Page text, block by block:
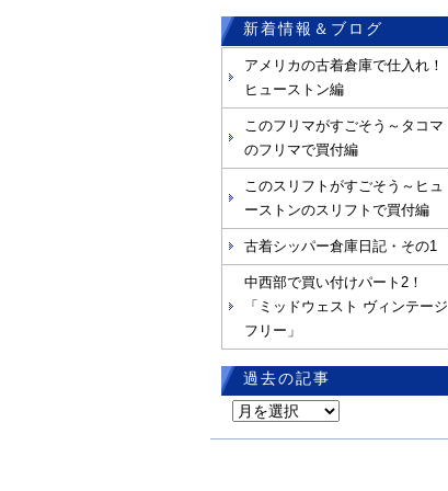
新着情報＆ブログ
アメリカの古着倉庫で仕入れ！
ヒューストン編
このフリマがすごそう～タコマ
のフリマで買付編
このスリフトがすごそう～ヒュ
ーストンのスリフトで買付編
古着シッパー倉庫日記・その1
中西部で買い付けパート2！
「ミッドウェスト ヴィンテージ
フリー」
過去の記事